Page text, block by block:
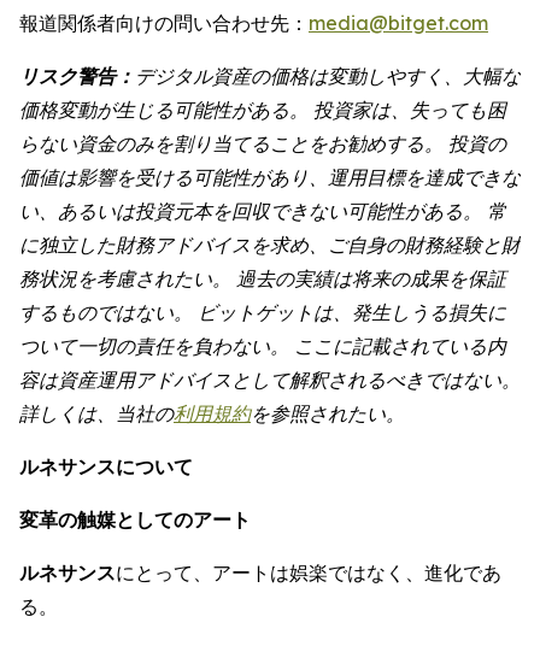
報道関係者向けの問い合わせ先： media@bitget.com
リスク警告： デジタル資産の価格は変動しやすく、大幅な
価格変動が生じる可能性がある。 投資家は、失っても困
らない資金のみを割り当てることをお勧めする。 投資の
価値は影響を受ける可能性があり、運用目標を達成できな
い、あるいは投資元本を回収できない可能性がある。 常
に独立した財務アドバイスを求め、ご自身の財務経験と財
務状況を考慮されたい。 過去の実績は将来の成果を保証
するものではない。 ビットゲットは、発生しうる損失に
ついて一切の責任を負わない。 ここに記載されている内
容は資産運用アドバイスとして解釈されるべきではない。
詳しくは、当社の利用規約を参照されたい。
ルネサンスについて
変革の触媒としてのアート
ルネサンスにとって、アートは娯楽ではなく、進化であ
る。